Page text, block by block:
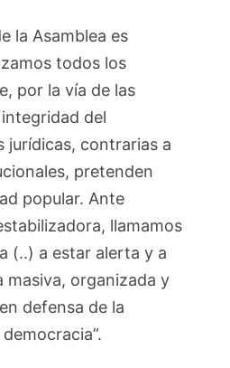
la Asamblea es
todos los
por la vía de las
del
jurídicas, contrarias a
pretenden
popular. Ante
llamamos
(..) a estar alerta y a
masiva, organizada y
defensa de la